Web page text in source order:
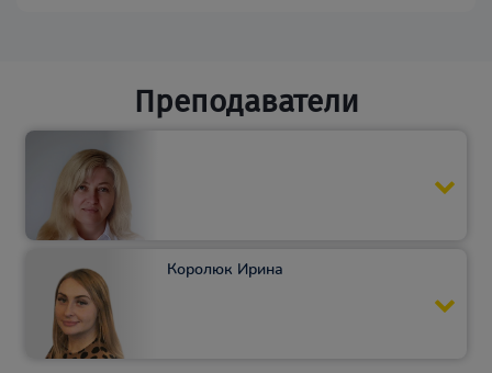
Преподаватели
Королюк Ирина